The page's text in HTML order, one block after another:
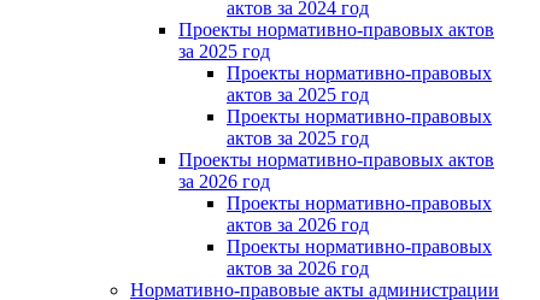
актов за 2024 год
Проекты нормативно-правовых актов
за 2025 год
Проекты нормативно-правовых
актов за 2025 год
Проекты нормативно-правовых
актов за 2025 год
Проекты нормативно-правовых актов
за 2026 год
Проекты нормативно-правовых
актов за 2026 год
Проекты нормативно-правовых
актов за 2026 год
Нормативно-правовые акты администрации